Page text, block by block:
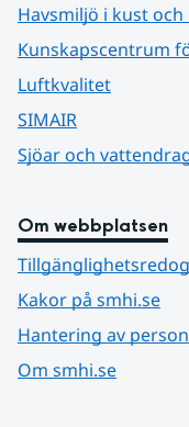
Havsmiljö i kust och
Kunskapscentrum
Luftkvalitet
SIMAIR
Sjöar och
Om webbplatsen
Kakor på smhi.se
Hantering av
Om smhi.se